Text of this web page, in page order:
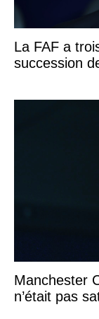
La FAF a
succession
Manchester
n’était pas